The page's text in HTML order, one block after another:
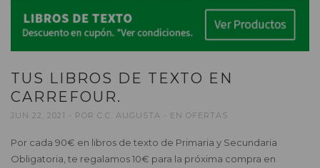
TUS LIBROS DE TEXTO EN
CARREFOUR.
JUN 22, 2021 POR C.C. AUGUSTA EN OFERTAS
Por cada 90€ en libros de texto de Primaria y Secundaria
Obligatoria, te regalamos 10€ para la próxima compra en